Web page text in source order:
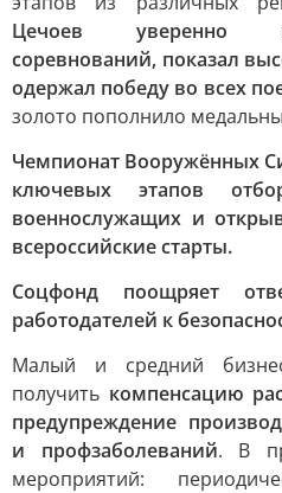
Цечоев уверенно
соревнований, показал
одержал победу во всех
золото пополнило
Чемпионат Вооружённых
ключевых этапов
военнослужащих и
всероссийские старты.
Соцфонд поощряет
работодателей к
Малый и средний
получить компенсацию
предупреждение
и профзаболеваний. В
мероприятий: